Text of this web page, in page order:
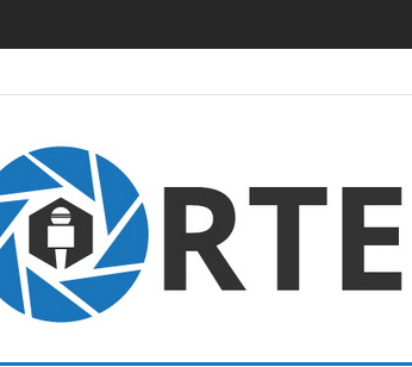
นยูโร คว้าไลเซนส์ ‘กุชชี่’ 50 ปี พร้อมส่ง 4 แบรนด์ใหม่บุกต